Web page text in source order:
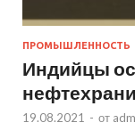
ПРОМЫШЛЕННОСТЬ
Индийцы
19.08.2021 - от